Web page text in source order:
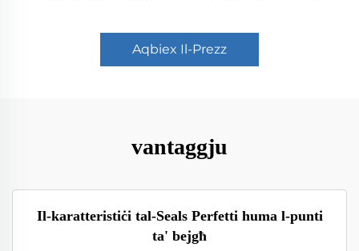
Aqbiex Il-Prezz
vantaggju
Il-karatteristiċi tal-Seals Perfetti huma l-punti
ta' bejgħ